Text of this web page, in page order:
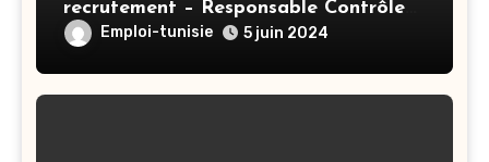
recrutement – Responsable Contrôle
De Gestion/Consolidation – Tunis
Emploi-tunisie 5 juin 2024